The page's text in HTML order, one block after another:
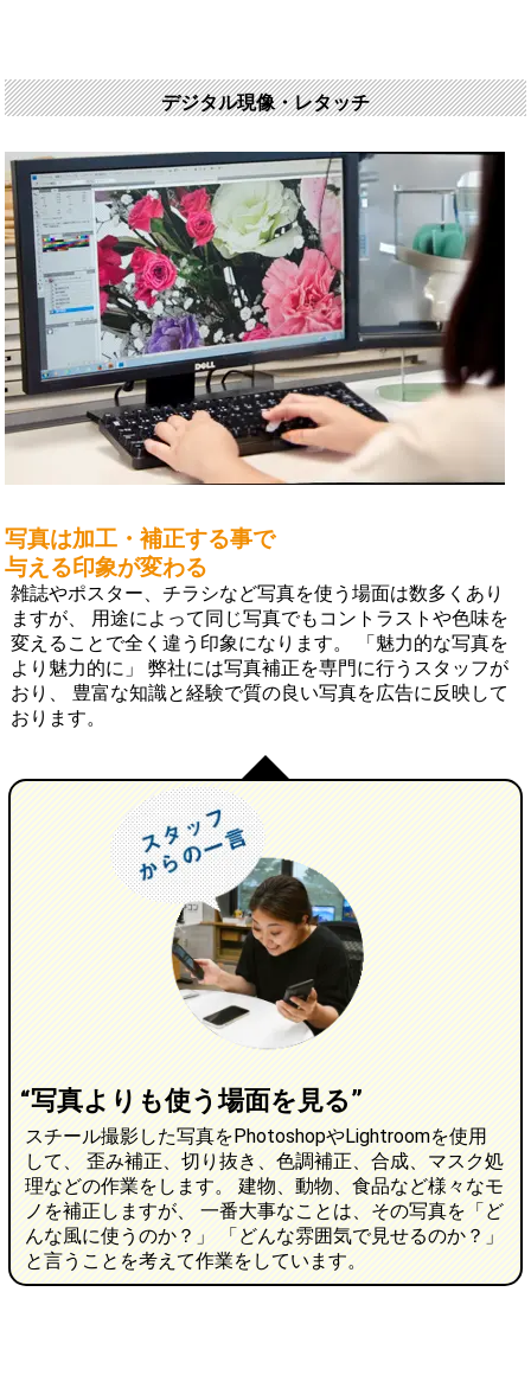
デジタル現像・レタッチ
写真は加工・補正する事で
与える印象が変わる
雑誌やポスター、チラシなど写真を使う場面は数多くあり
ますが、 用途によって同じ写真でもコントラストや色味を
変えることで全く違う印象になります。 「魅力的な写真を
より魅力的に」 弊社には写真補正を専門に行うスタッフが
おり、 豊富な知識と経験で質の良い写真を広告に反映して
おります。
“写真よりも使う場面を見る”
スチール撮影した写真をPhotoshopやLightroomを使用
して、 歪み補正、切り抜き、色調補正、合成、マスク処
理などの作業をします。 建物、動物、食品など様々なモ
ノを補正しますが、 一番大事なことは、その写真を「ど
んな風に使うのか？」 「どんな雰囲気で見せるのか？」
と言うことを考えて作業をしています。